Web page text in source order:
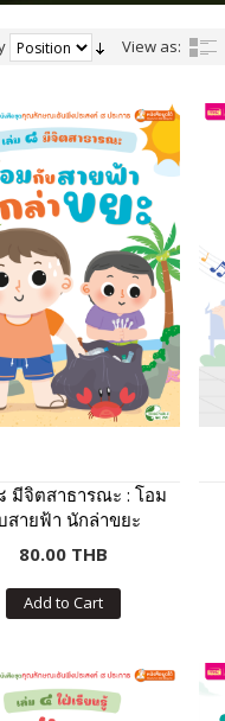
View as:
มีจิตสาธารณะ : โอม
สายฟ้า นักล่าขยะ
80.00 THB
Add to Cart